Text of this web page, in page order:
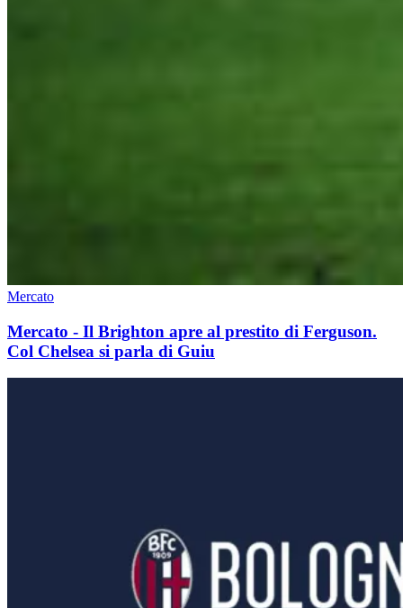
Mercato
Mercato - Il Brighton apre al prestito di Ferguson.
Col Chelsea si parla di Guiu